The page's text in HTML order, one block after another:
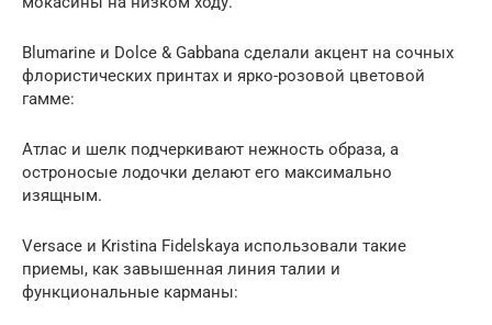
Blumarine и Dolce & Gabbana сделали акцент на сочных
флористических принтах и ярко-розовой цветовой
гамме:
Атлас и шелк подчеркивают нежность образа, а
остроносые лодочки делают его максимально
изящным.
Versace и Kristina Fidelskaya использовали такие
приемы, как завышенная линия талии и
функциональные карманы: